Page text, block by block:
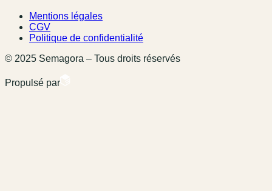
Mentions légales
CGV
Politique de confidentialité
© 2025 Semagora – Tous droits réservés
Propulsé par